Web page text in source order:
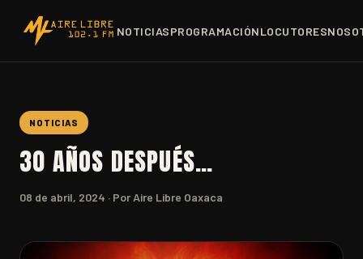
NOTICIASPROGRAMACIÓNLOCUTORES
NOTICIAS
30 AÑOS DESPUÉS…
08 de abril, 2024 · Por Aire Libre Oaxaca